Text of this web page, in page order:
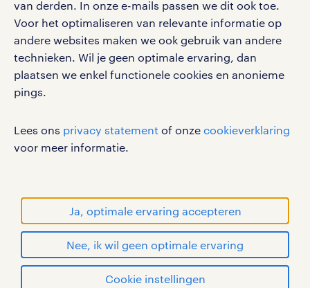
van derden. In onze e-mails passen we dit ook toe.
Voor het optimaliseren van relevante informatie op
andere websites maken we ook gebruik van andere
technieken. Wil je geen optimale ervaring, dan
plaatsen we enkel functionele cookies en anonieme
pings.
Lees ons privacy statement of onze cookieverklaring
voor meer informatie.
Ja, optimale ervaring accepteren
Nee, ik wil geen optimale ervaring
Cookie instellingen
solliciteren
Volg ons voor de leukste content omtrent
vacatures, solliciteren en inspiratie.
werken bij randstad
privacystatement
sitemap
RANDSTAD, HUMAN FORWARD en SHAPING THE
WORLD OF WORK zijn geregistreerde
handelsmerken van Randstad N.V.